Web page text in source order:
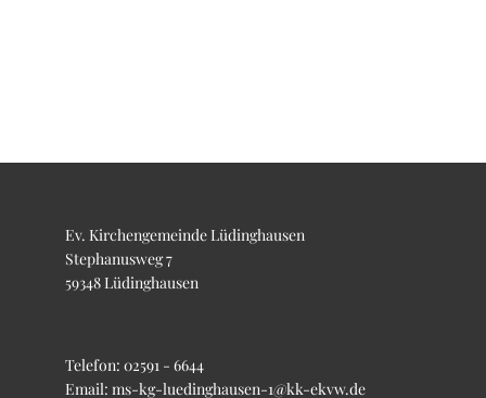
Ev. Kirchengemeinde Lüdinghausen
Stephanusweg 7
59348 Lüdinghausen
Telefon: 02591 - 6644
Email: ms-kg-luedinghausen-1@kk-ekvw.de